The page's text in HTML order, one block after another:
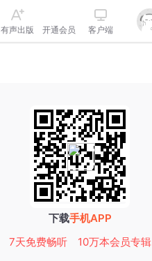
有声出版 开通会员 客户端
下载手机APP
7天免费畅听
10万本会员专辑